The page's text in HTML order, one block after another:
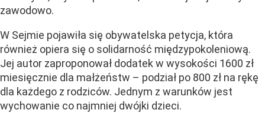
zawodowo.
W Sejmie pojawiła się obywatelska petycja, która
również opiera się o solidarność międzypokoleniową.
Jej autor zaproponował dodatek w wysokości 1600 zł
miesięcznie dla małżeństw – podział po 800 zł na rękę
dla każdego z rodziców. Jednym z warunków jest
wychowanie co najmniej dwójki dzieci.